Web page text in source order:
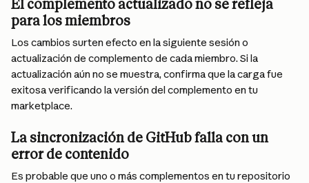
El complemento actualizado no se refleja
para los miembros
Los cambios surten efecto en la siguiente sesión o
actualización de complemento de cada miembro. Si la
actualización aún no se muestra, confirma que la carga fue
exitosa verificando la versión del complemento en tu
marketplace.
La sincronización de GitHub falla con un
error de contenido
Es probable que uno o más complementos en tu repositorio